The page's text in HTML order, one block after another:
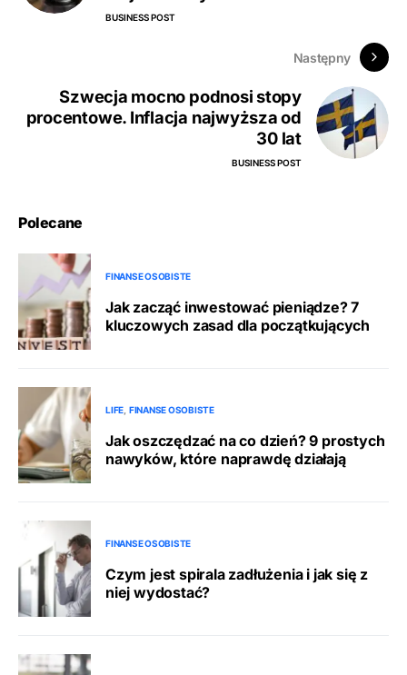
BUSINESS POST
Następny
Szwecja mocno podnosi stopy
procentowe. Inflacja najwyższa od
30 lat
BUSINESS POST
Polecane
FINANSE OSOBISTE
Jak zacząć inwestować pieniądze? 7
kluczowych zasad dla początkujących
LIFE FINANSE OSOBISTE
Jak oszczędzać na co dzień? 9 prostych
nawyków, które naprawdę działają
FINANSE OSOBISTE
Czym jest spirala zadłużenia i jak się z
niej wydostać?